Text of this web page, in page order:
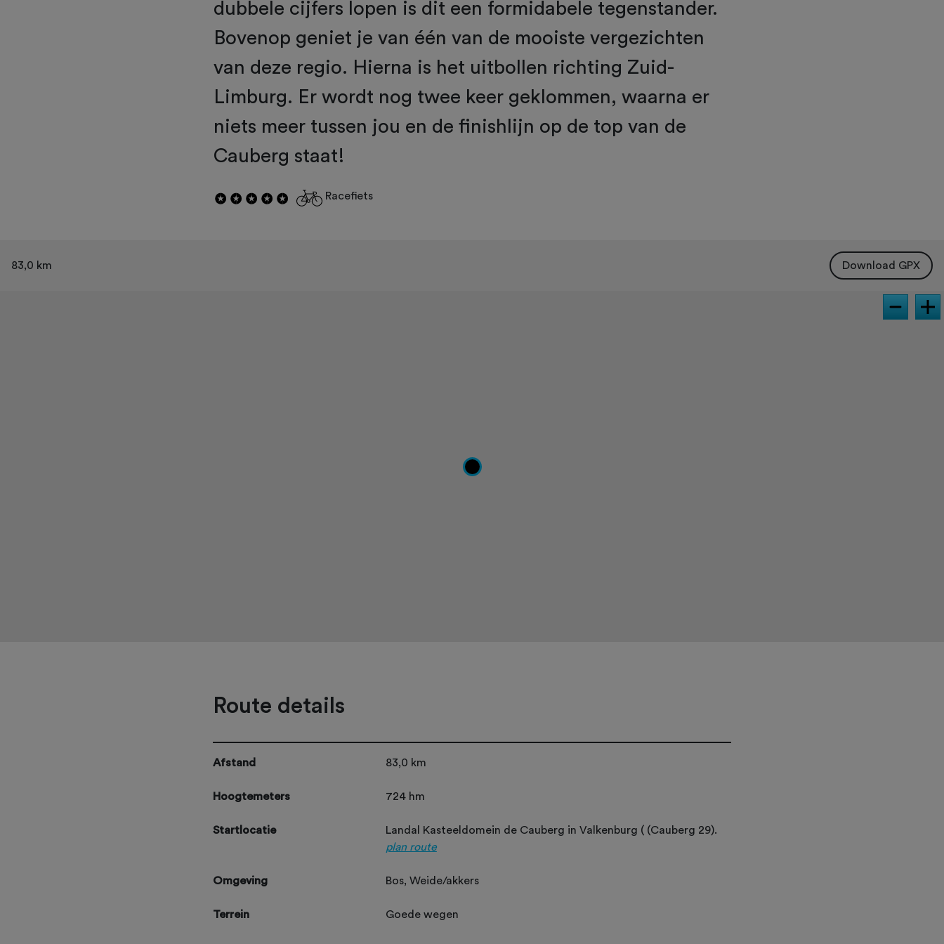
dubbele cijfers lopen is dit een formidabele tegenstander.
Bovenop geniet je van één van de mooiste vergezichten
van deze regio. Hierna is het uitbollen richting Zuid-
Limburg. Er wordt nog twee keer geklommen, waarna er
niets meer tussen jou en de finishlijn op de top van de
Cauberg staat!
Racefiets
83,0 km Download GPX
Route details
Afstand 83,0 km
Hoogtemeters 724 hm
Startlocatie
Landal Kasteeldomein de Cauberg in Valkenburg ( (Cauberg 29).
plan route
Omgeving Bos, Weide/akkers
Terrein Goede wegen